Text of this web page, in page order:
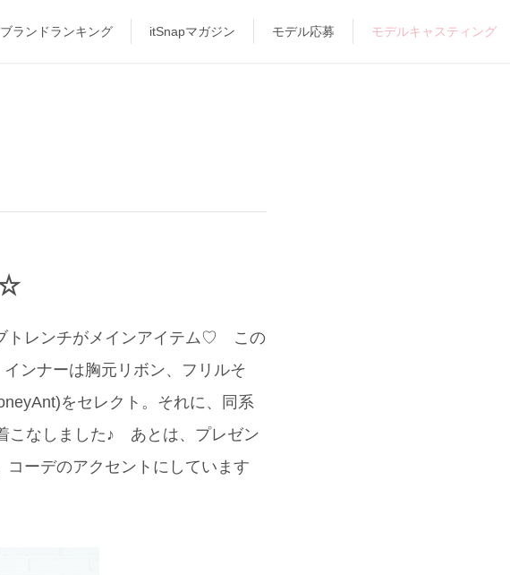
ブランドランキング itSnapマガジン モデル応募 モデルキャスティング
☆
トレンチがメインアイテム♡ この
ンナーは胸元リボン、フリルそ
をセレクト。それに、同系
こなしました♪ あとは、プレゼン
ーデのアクセントにしています